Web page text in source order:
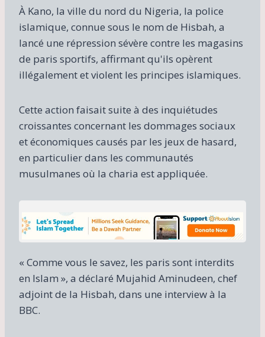
À Kano, la ville du nord du Nigeria, la police
islamique, connue sous le nom de Hisbah, a
lancé une répression sévère contre les magasins
de paris sportifs, affirmant qu'ils opèrent
illégalement et violent les principes islamiques.
Cette action faisait suite à des inquiétudes
croissantes concernant les dommages sociaux
et économiques causés par les jeux de hasard,
en particulier dans les communautés
musulmanes où la charia est appliquée.
« Comme vous le savez, les paris sont interdits
en Islam », a déclaré Mujahid Aminudeen, chef
adjoint de la Hisbah, dans une interview à la
BBC.